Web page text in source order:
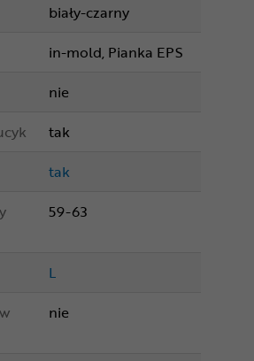
biały-czarny
in-mold, Pianka EPS
nie
tak
tak
59-63
L
nie